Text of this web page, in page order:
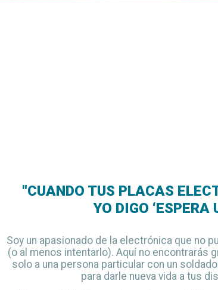
"CUANDO TUS PLACAS
YO DIGO
Soy un apasionado de la electrónica que no
(o al menos intentarlo). Aquí no encontrarás
solo a una persona particular con un
para darle nueva vida a tus